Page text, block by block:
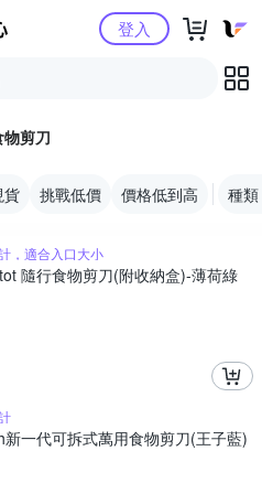
Yahoo購物中心登入
剪刀
貨 挑戰低價 價格低到高 種類
，適合入口大小
隨行食物剪刀(附收納盒)-薄荷綠
一代可拆式萬用食物剪刀(王子藍)